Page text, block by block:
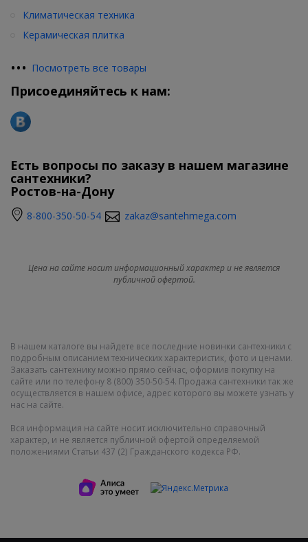
Климатическая техника
Керамическая плитка
••• Посмотреть все товары
Присоединяйтесь к нам:
Есть вопросы по заказу в нашем магазине
сантехники?
Ростов-на-Дону
8-800-350-50-54 zakaz@santehmega.com
Цена на сайте носит информационный характер и не является
публичной офертой.
В нашем каталоге вы найдете все последние новинки сантехники с
подробным описанием технических характеристик, фото и ценами.
Заказать сантехнику можно прямо сейчас, оформив покупку на
сайте или по телефону 8 (800) 350-50-54. Продажа сантехники так же
осуществляется в нашем офисе, адрес которого вы можете узнать у
нас на сайте.
Вся информация на сайте носит исключительно справочный
характер, и не является публичной офертой определяемой
положениями Статьи 437 (2) Гражданского кодекса РФ.